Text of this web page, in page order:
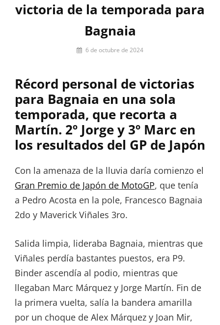
victoria de la temporada para
Bagnaia
Por 6 de octubre de 2024
Récord personal de victorias
para Bagnaia en una sola
temporada, que recorta a
Martín. 2º Jorge y 3º Marc en
los resultados del GP de Japón
Con la amenaza de la lluvia daría comienzo el
Gran Premio de Japón de MotoGP, que tenía
a Pedro Acosta en la pole, Francesco Bagnaia
2do y Maverick Viñales 3ro.
Salida limpia, lideraba Bagnaia, mientras que
Viñales perdía bastantes puestos, era P9.
Binder ascendía al podio, mientras que
llegaban Marc Márquez y Jorge Martín. Fin de
la primera vuelta, salía la bandera amarilla
por un choque de Alex Márquez y Joan Mir,